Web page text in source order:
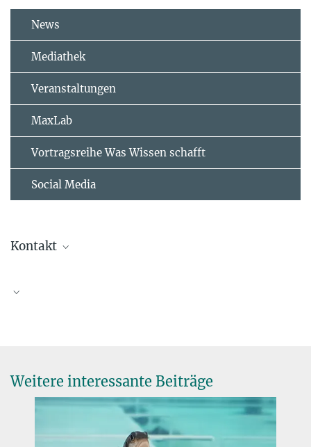
News
Mediathek
Veranstaltungen
MaxLab
Vortragsreihe Was Wissen schafft
Social Media
Kontakt
Weitere interessante Beiträge